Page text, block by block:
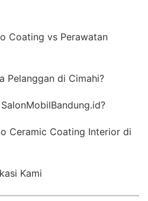
Coating vs Perawatan
Pelanggan di Cimahi?
Ceramic Coating Interior di
Kami